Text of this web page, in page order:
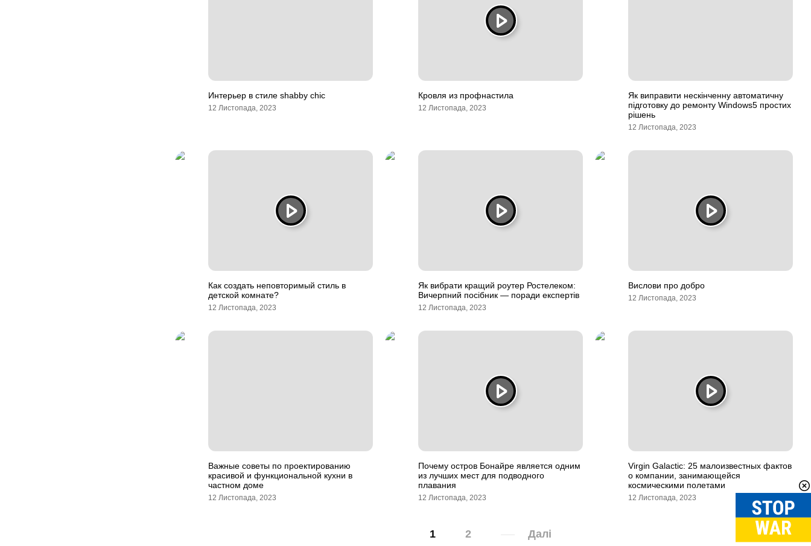
Интерьер в стиле shabby chic
12 Листопада, 2023
Кровля из профнастила
12 Листопада, 2023
Як виправити нескінченну автоматичну
підготовку до ремонту Windows5 простих
рішень
12 Листопада, 2023
Как создать неповторимый стиль в
детской комнате?
12 Листопада, 2023
Як вибрати кращий роутер Ростелеком:
Вичерпний посібник — поради експертів
12 Листопада, 2023
Вислови про добро
12 Листопада, 2023
Важные советы по проектированию
красивой и функциональной кухни в
частном доме
12 Листопада, 2023
Почему остров Бонайре является одним
из лучших мест для подводного
плавания
12 Листопада, 2023
Virgin Galactic: 25 малоизвестных фактов
о компании, занимающейся
космическими полетами
12 Листопада, 2023
1 2 Далі